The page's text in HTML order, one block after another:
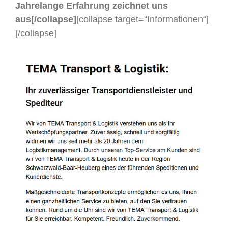
Jahrelange Erfahrung zeichnet uns
aus[/collapse] [collapse target=“Informationen“]
[/collapse]